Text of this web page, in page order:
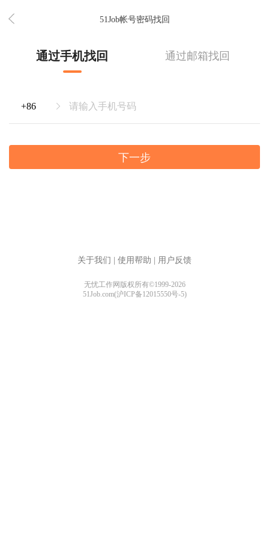
51Job帐号密码找回
通过手机找回 通过邮箱找回
下一步
关于我们 使用帮助 用户反馈
无忧工作网版权所有©1999-2026
51Job.com(沪ICP备12015550号-5)